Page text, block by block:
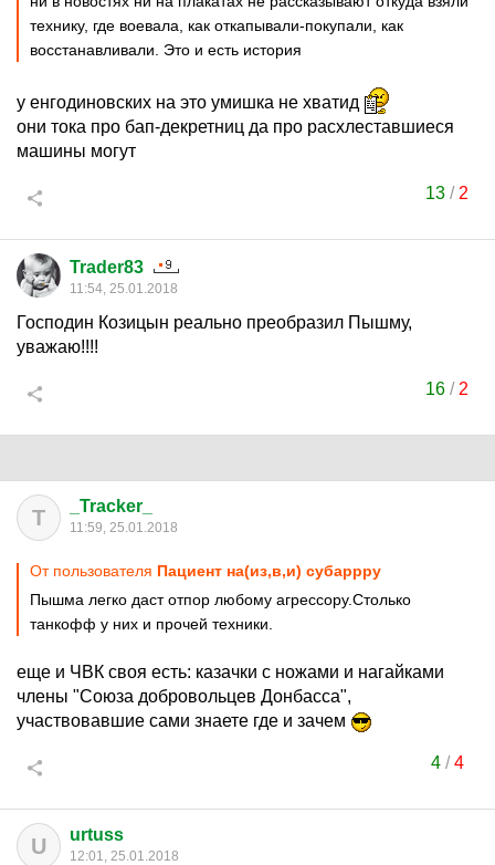
технику, где воевала, как откапывали-покупали, как
восстанавливали. Это и есть история
у енгодиновских на это умишка не хватид
они тока про бап-декретниц да про расхлеставшиеся
машины могут
13 / 2
Trader83
11:54, 25.01.2018
Господин Козицын реально преобразил Пышму,
уважаю!!!!
16 / 2
T _Tracker_
11:59, 25.01.2018
От пользователя Пациент на(из,в,и) субаррру
Пышма легко даст отпор любому агрессору.Столько
танкофф у них и прочей техники.
еще и ЧВК своя есть: казачки с ножами и нагайками
члены "Союза добровольцев Донбасса",
участвовавшие сами знаете где и зачем
4/4
U urtuss
12:01, 25.01.2018